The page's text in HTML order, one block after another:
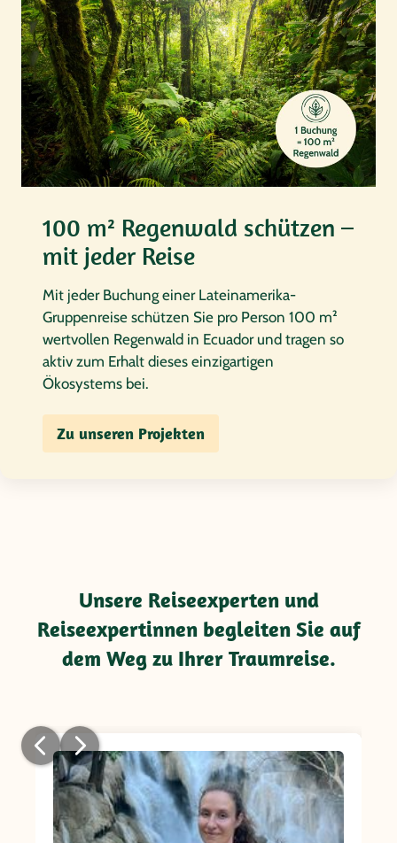
100 m² Regenwald schützen –
mit jeder Reise
Mit jeder Buchung einer Lateinamerika-
Gruppenreise schützen Sie pro Person 100 m²
wertvollen Regenwald in Ecuador und tragen so
aktiv zum Erhalt dieses einzigartigen
Ökosystems bei.
Zu unseren Projekten
Unsere Reiseexperten und
Reiseexpertinnen begleiten Sie auf
dem Weg zu Ihrer Traumreise.